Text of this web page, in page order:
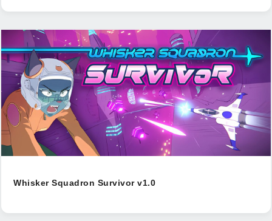
Whisker Squadron Survivor v1.0